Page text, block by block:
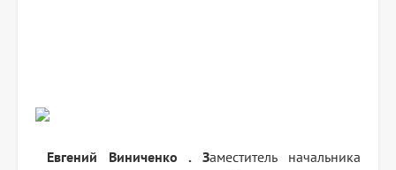
Евгений Виниченко . Заместитель начальника